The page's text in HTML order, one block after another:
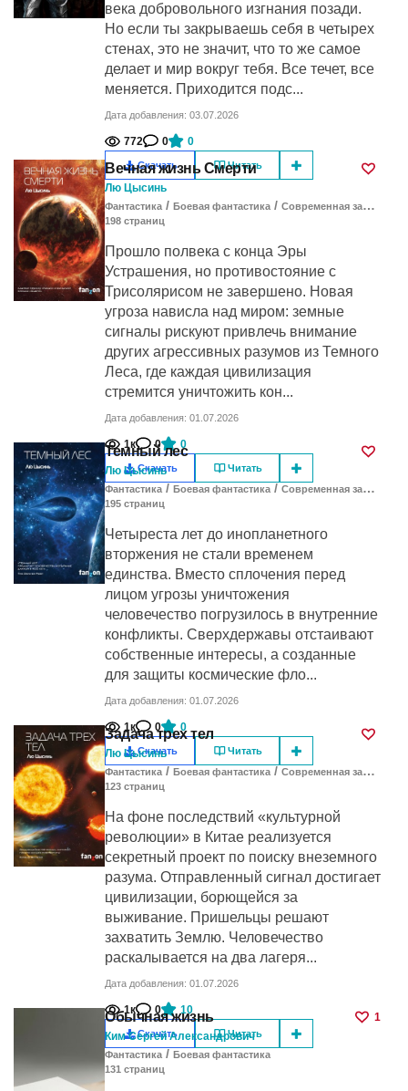
века добровольного изгнания позади.
Но если ты закрываешь себя в четырех
стенах, это не значит, что то же самое
делает и мир вокруг тебя. Все течет, все
меняется. Приходится подс...
Дата добавления: 03.07.2026
772 0 0
Скачать Читать
Вечная жизнь Смерти
Лю Цысинь
Фантастика / Боевая фантастика / Современная зарубежная литература
198 cтраниц
Прошло полвека с конца Эры
Устрашения, но противостояние с
Трисолярисом не завершено. Новая
угроза нависла над миром: земные
сигналы рискуют привлечь внимание
других агрессивных разумов из Темного
Леса, где каждая цивилизация
стремится уничтожить кон...
Дата добавления: 01.07.2026
1к 0 0
Скачать Читать
Темный лес
Лю Цысинь
Фантастика / Боевая фантастика / Современная зарубежная литература
195 cтраниц
Четыреста лет до инопланетного
вторжения не стали временем
единства. Вместо сплочения перед
лицом угрозы уничтожения
человечество погрузилось в внутренние
конфликты. Сверхдержавы отстаивают
собственные интересы, а созданные
для защиты космические фло...
Дата добавления: 01.07.2026
1к 0 0
Скачать Читать
Задача трех тел
Лю Цысинь
Фантастика / Боевая фантастика / Современная зарубежная литература
123 cтраниц
На фоне последствий «культурной
революции» в Китае реализуется
секретный проект по поиску внеземного
разума. Отправленный сигнал достигает
цивилизации, борющейся за
выживание. Пришельцы решают
захватить Землю. Человечество
раскалывается на два лагеря...
Дата добавления: 01.07.2026
1к 0 10
Скачать Читать
Обычная жизнь
1
Ким Сергей Александрович
Фантастика / Боевая фантастика
131 cтраниц